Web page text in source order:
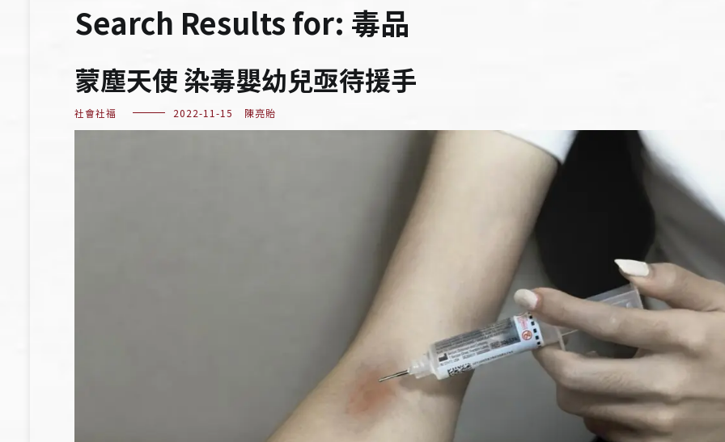
Search Results for: 毒品
蒙塵天使 染毒嬰幼兒亟待援手
社會社福 2022-11-15 陳亮貽